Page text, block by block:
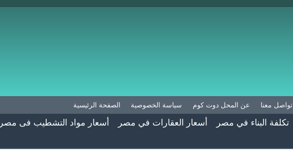
الصفحة الرئيسية سياسة الخصوصية عن المحل دوت كوم تواصل معنا
أسعار مواد التشطيب فى مصر أسعار العقارات في مصر
تكلفة البناء في مصر